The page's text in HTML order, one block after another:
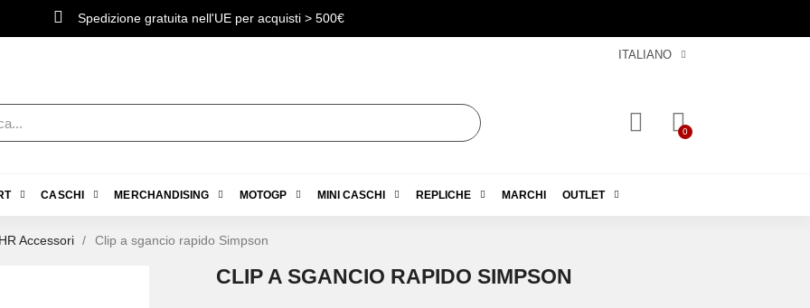
Spedizione gratuita nell'UE per acquisti > 500€
ITALIANO
CASCHI MERCHANDISING MOTOGP MINI CASCHI REPLICHE MARCHI OUTLET
Accessori Clip a sgancio rapido Simpson
CLIP A SGANCIO RAPIDO SIMPSON